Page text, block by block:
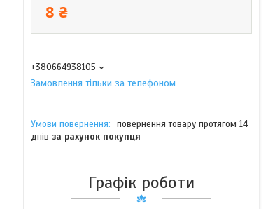
8 ₴
+380664938105
Замовлення тільки за телефоном
повернення товару протягом 14
днів за рахунок покупця
Графік роботи